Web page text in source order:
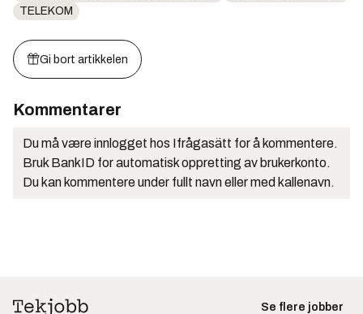
TELEKOM
Gi bort artikkelen
Kommentarer
Du må være innlogget hos Ifrågasätt for å kommentere.
Bruk BankID for automatisk oppretting av brukerkonto.
Du kan kommentere under fullt navn eller med kallenavn.
Se flere jobber